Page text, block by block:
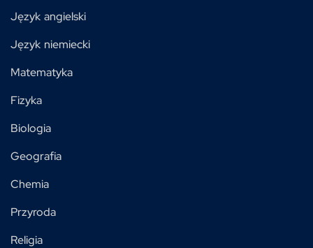
Język angielski
Język niemiecki
Matematyka
Fizyka
Biologia
Geografia
Chemia
Przyroda
Religia